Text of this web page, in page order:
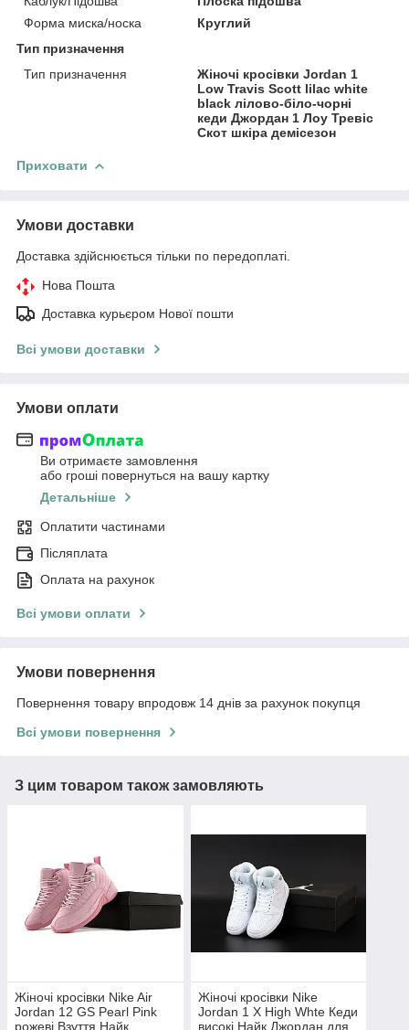
Форма миска/носка
Круглий
Тип призначення
Тип призначення
Жіночі кросівки Jordan 1
Low Travis Scott lilac white
black лілово-біло-чорні
кеди Джордан 1 Лоу Тревіс
Скот шкіра демісезон
Приховати
Умови доставки
Доставка здійснюється тільки по передоплаті.
Нова Пошта
Доставка курьєром Нової пошти
Всі умови доставки
Умови оплати
Ви отримаєте замовлення
або гроші повернуться на вашу картку
Детальніше
Оплатити частинами
Післяплата
Оплата на рахунок
Всі умови оплати
Умови повернення
Повернення товару впродовж 14 днів за рахунок покупця
Всі умови повернення
З цим товаром також замовляють
Жіночі кросівки Nike Air
Jordan 12 GS Pearl Pink
рожеві Взуття Найк
Жіночі кросівки Nike
Jordan 1 X High Whte Кеди
високі Найк Джордан для